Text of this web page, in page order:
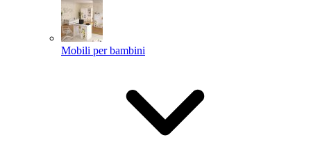
Mobili per bambini